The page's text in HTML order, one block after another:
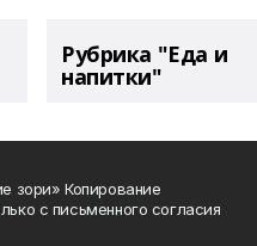
Рубрика "Еда и
напитки"
зори» Копирование
с письменного согласия